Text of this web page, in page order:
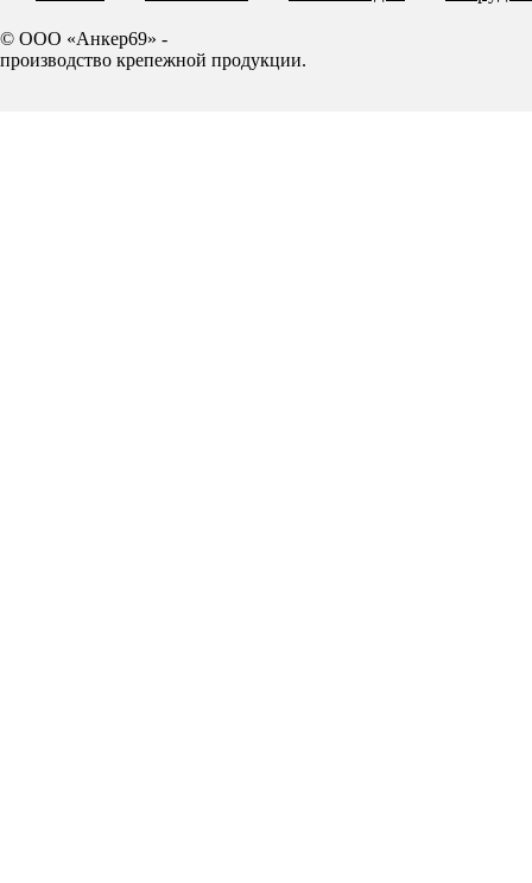
© ООО «Анкер69» -
производство крепежной продукции.